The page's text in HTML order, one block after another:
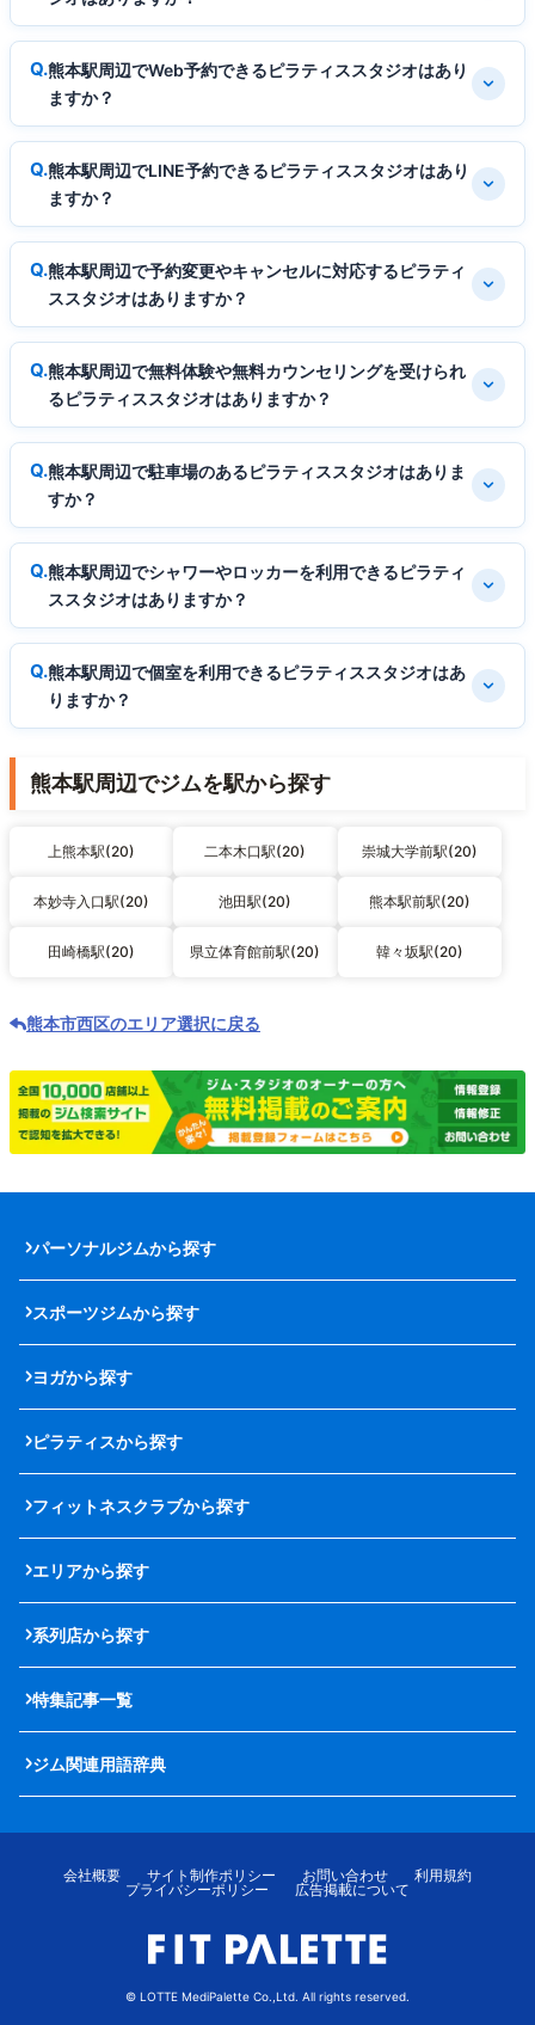
熊本駅周辺でWeb予約できるピラティススタジオはあり
ますか？
熊本駅周辺でLINE予約できるピラティススタジオはあり
ますか？
熊本駅周辺で予約変更やキャンセルに対応するピラティ
ススタジオはありますか？
熊本駅周辺で無料体験や無料カウンセリングを受けられ
るピラティススタジオはありますか？
熊本駅周辺で駐車場のあるピラティススタジオはありま
すか？
熊本駅周辺でシャワーやロッカーを利用できるピラティ
ススタジオはありますか？
熊本駅周辺で個室を利用できるピラティススタジオはあ
りますか？
熊本駅周辺でジムを駅から探す
上熊本駅(20) 二本木口駅(20) 崇城大学前駅(20)
本妙寺入口駅(20) 池田駅(20) 熊本駅前駅(20)
田崎橋駅(20) 県立体育館前駅(20) 韓々坂駅(20)
熊本市西区のエリア選択に戻る
パーソナルジムから探す
スポーツジムから探す
ヨガから探す
ピラティスから探す
フィットネスクラブから探す
エリアから探す
系列店から探す
特集記事一覧
ジム関連用語辞典
会社概要 サイト制作ポリシー お問い合わせ
利用規約
プライバシーポリシー
広告掲載について
© LOTTE MediPalette Co.,Ltd. All rights reserved.